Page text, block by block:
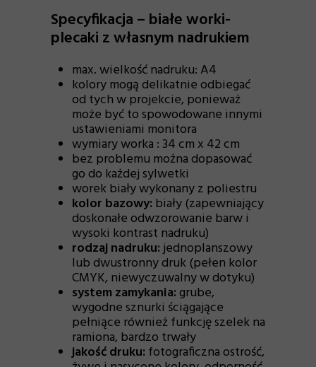
Specyfikacja – białe worki-
plecaki z własnym nadrukiem
max. wielkość nadruku: A4
kolory mogą delikatnie odbiegać
od tych w projekcie, ponieważ
może być to spowodowane innymi
ustawieniami monitora
wymiary worka : 34 cm x 42 cm
bez problemu można dopasować
go do każdej sylwetki
worek biały wykonany z poliestru
kolor bazowy: biały (zapewniający
doskonałe odwzorowanie barw i
wysoki kontrast nadruku)
rodzaj nadruku:jednoplanszowy
lub dwustronny druk (pełen kolor
CMYK, niewyczuwalny w dotyku)
system zamykania:grube,
wygodne sznurki ściągające
pełniące również funkcję szelek na
ramiona, bardzo trwały
jakość druku: fotograficzna ostrość,